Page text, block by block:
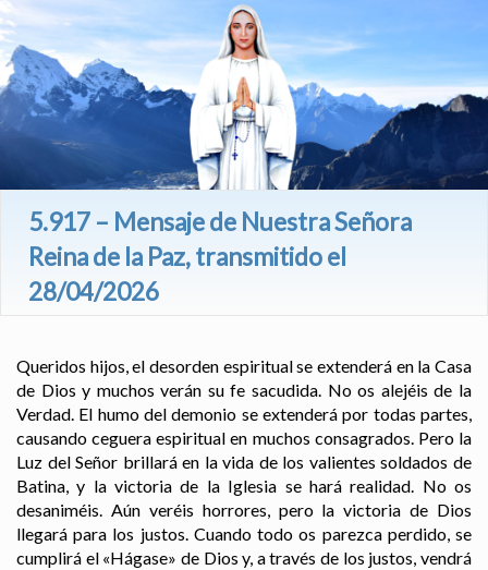
5.917 – Mensaje de Nuestra Señora
Reina de la Paz, transmitido el
28/04/2026
Queridos hijos, el desorden espiritual se extenderá en la Casa
de Dios y muchos verán su fe sacudida. No os alejéis de la
Verdad. El humo del demonio se extenderá por todas partes,
causando ceguera espiritual en muchos consagrados. Pero la
Luz del Señor brillará en la vida de los valientes soldados de
Batina, y la victoria de la Iglesia se hará realidad. No os
desaniméis. Aún veréis horrores, pero la victoria de Dios
llegará para los justos. Cuando todo os parezca perdido, se
cumplirá el «Hágase» de Dios y, a través de los justos, vendrá